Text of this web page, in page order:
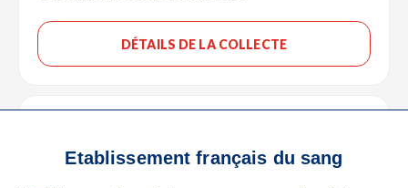
DÉTAILS DE LA COLLECTE
Collecte Mobile Sang
Etablissement français du sang